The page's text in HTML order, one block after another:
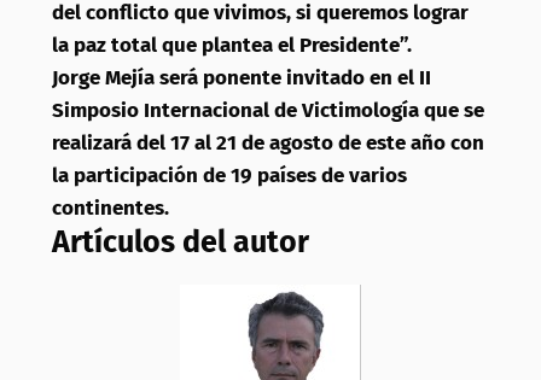
del conflicto que vivimos, si queremos lograr
la paz total que plantea el Presidente”.
Jorge Mejía será ponente invitado en el II
Simposio Internacional de Victimología que se
realizará del 17 al 21 de agosto de este año con
la participación de 19 países de varios
continentes.
Artículos del autor